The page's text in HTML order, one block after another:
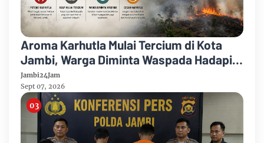
Aroma Karhutla Mulai Tercium di Kota
Jambi, Warga Diminta Waspada Hadapi
Puncak Kemarau
Jambi24Jam
Sept 07, 2026